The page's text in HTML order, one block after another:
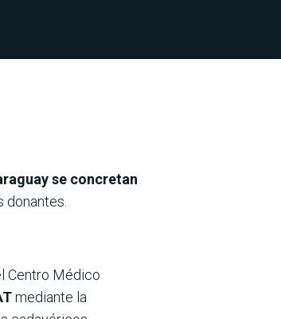
se concretan
Centro Médico
mediante la